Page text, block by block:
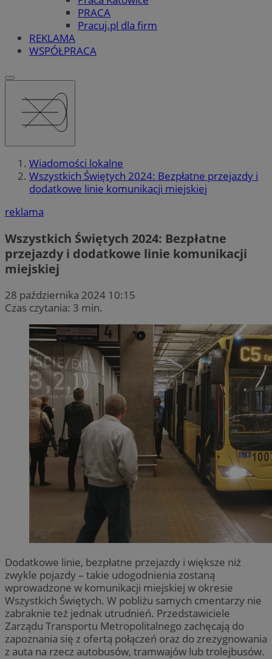
PRACA
Pracuj.pl dla firm
REKLAMA
WSPÓŁPRACA
Wiadomości lokalne
Wszystkich Świętych 2024: Bezpłatne przejazdy i
dodatkowe linie komunikacji miejskiej
reklama
Wszystkich Świętych 2024: Bezpłatne
przejazdy i dodatkowe linie komunikacji
miejskiej
28 października 2024 10:15
Czas czytania: 3 min.
Dodatkowe linie, bezpłatne przejazdy i większe niż
zwykle pojazdy – takie udogodnienia zostaną
wprowadzone w komunikacji miejskiej w okresie
Wszystkich Świętych. W pobliżu samych cmentarzy nie
zabraknie też jednak utrudnień. Przedstawiciele
Zarządu Transportu Metropolitalnego zachęcają do
zapoznania się z ofertą połączeń oraz do zrezygnowania
z auta na rzecz autobusów, tramwajów lub trolejbusów.